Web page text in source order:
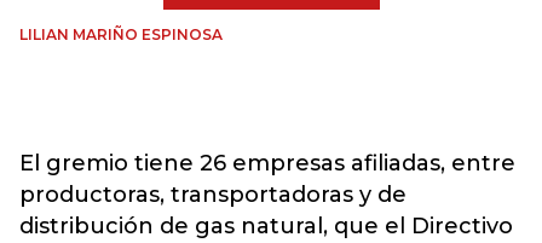
LILIAN MARIÑO ESPINOSA
El gremio tiene 26 empresas afiliadas, entre
productoras, transportadoras y de
distribución de gas natural, que el Directivo